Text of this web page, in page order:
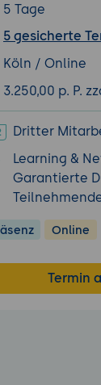
5 Tage
5 gesicherte
Köln / Online
3.250,00 p. P.
Dritter
Learning &
Garantierte
Online
Termin